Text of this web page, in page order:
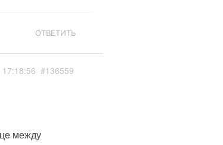
ОТВЕТИТЬ
#136559
между